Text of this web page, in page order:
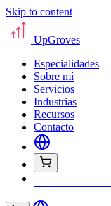
Skip to content
UpGroves
Especialidades
Sobre mí
Servicios
Industrias
Recursos
Contacto